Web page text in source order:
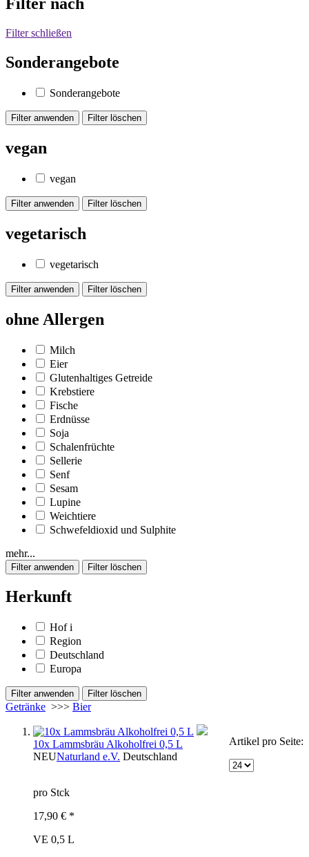
Filter nach
Filter schließen
Sonderangebote
Sonderangebote
vegan
vegan
vegetarisch
vegetarisch
ohne Allergen
Milch
Eier
Glutenhaltiges Getreide
Krebstiere
Fische
Erdnüsse
Soja
Schalenfrüchte
Sellerie
Senf
Sesam
Lupine
Weichtiere
Schwefeldioxid und Sulphite
mehr...
Herkunft
Hof i
Region
Deutschland
Europa
Getränke >>> Bier
Artikel pro Seite:
10x Lammsbräu Alkoholfrei 0,5 L
NEUNaturland e.V. Deutschland
pro Stck
17,90 € *
VE 0,5 L